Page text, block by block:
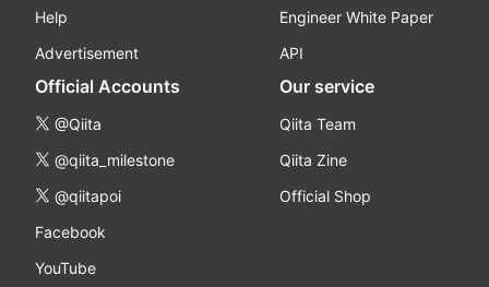
Help
Advertisement
Engineer White Paper
API
Official Accounts
@Qiita
@qiita_milestone
@qiitapoi
Facebook
YouTube
Our service
Qiita Team
Qiita Zine
Official Shop